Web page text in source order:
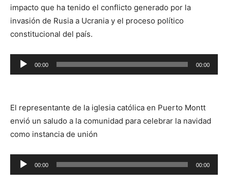
impacto que ha tenido el conflicto generado por la
invasión de Rusia a Ucrania y el proceso político
constitucional del país.
Reproductor
de
00:00 00:00
El representante de la iglesia católica en Puerto Montt
envió un saludo a la comunidad para celebrar la navidad
como instancia de unión
Reproductor
de
00:00 00:00